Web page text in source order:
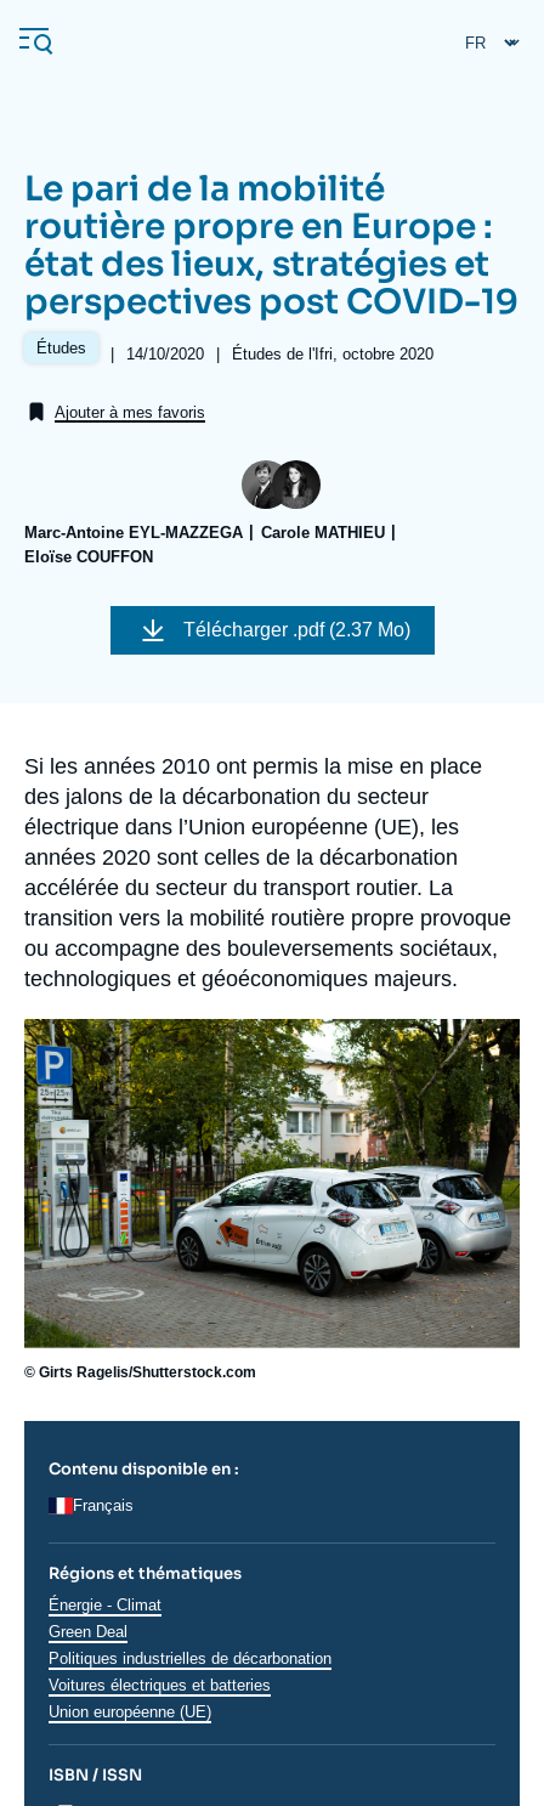
au
contenu
Navigation
principale
L'Ifri
Analyses
Le pari de la mobilité
routière propre en Europe :
état des lieux, stratégies et
perspectives post COVID-19
Études |
Date
publication
14/10/2020 | Références
Études de l'Ifri, octobre 2020
Ajouter à mes favoris
Marc-Antoine EYL-MAZZEGA
Carole MATHIEU
Eloïse COUFFON
Image
couverture
Télécharger .pdf (2.37 Mo)
Accroche
Si les années 2010 ont permis la mise en place
des jalons de la décarbonation du secteur
électrique dans l’Union européenne (UE), les
années 2020 sont celles de la décarbonation
accélérée du secteur du transport routier. La
transition vers la mobilité routière propre provoque
ou accompagne des bouleversements sociétaux,
technologiques et géoéconomiques majeurs.
Image
principale
© Girts Ragelis/Shutterstock.com
Contenu disponible en :
Français
Régions et thématiques
Thématiques
analyses
Énergie - Climat
Green Deal
Politiques industrielles de décarbonation
Voitures électriques et batteries
Union européenne (UE)
ISBN / ISSN